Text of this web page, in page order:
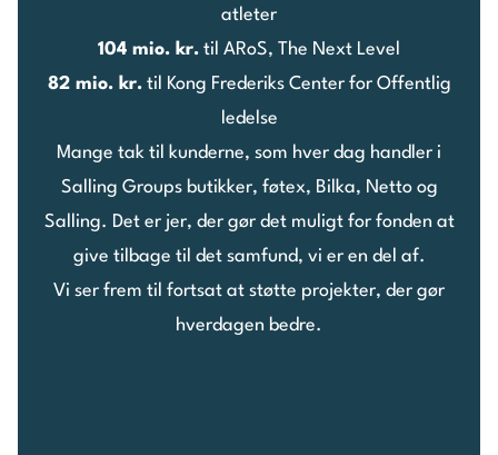
atleter
104 mio. kr. til ARoS, The Next Level
82 mio. kr.til Kong Frederiks Center for Offentlig
ledelse
Mange tak til kunderne, som hver dag handler i
Salling Groups butikker, føtex, Bilka, Netto og
Salling. Det er jer, der gør det muligt for fonden at
give tilbage til det samfund, vi er en del af.
Vi ser frem til fortsat at støtte projekter, der gør
hverdagen bedre.